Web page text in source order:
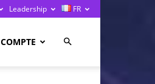
Leadership FR
COMPTE